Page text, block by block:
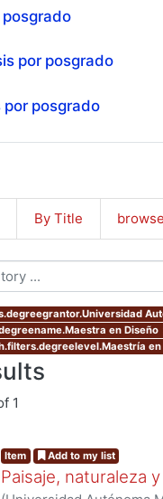
por posgrado
posgrado
By Title
en Diseño
en
1
Item Add to my list
Paisaje, naturaleza